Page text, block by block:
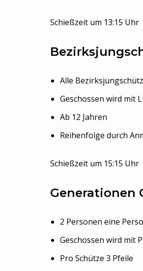
Schießzeit um 13:15 Uhr
Alle
Geschossen wird mit
Ab 12 Jahren
Reihenfolge durch
Schießzeit um 15:15 Uhr
Generationen
2 Personen eine
Geschossen wird mit
Pro Schütze 3 Pfeile